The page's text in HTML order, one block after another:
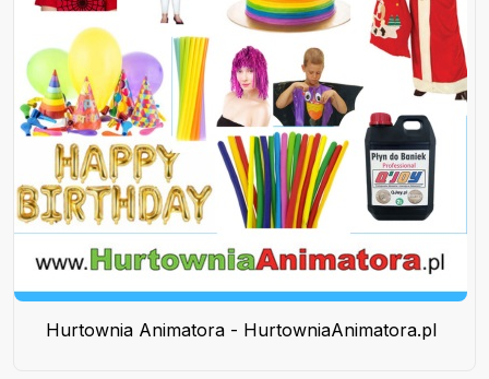
Hurtownia Animatora - HurtowniaAnimatora.pl